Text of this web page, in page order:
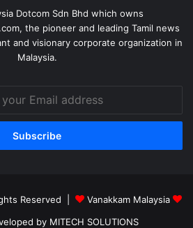
Dotcom Sdn Bhd which owns
the pioneer and leading Tamil news
and visionary corporate organization in
Malaysia.
Reserved |
Vanakkam Malaysia
by MITECH SOLUTIONS